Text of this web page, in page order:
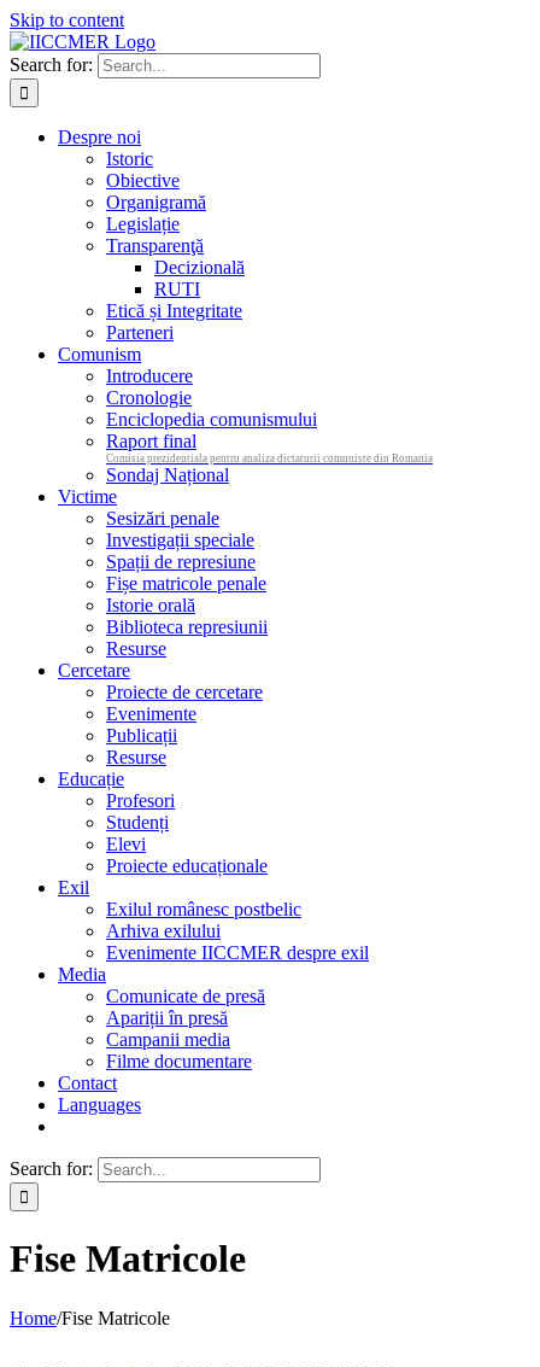
Skip to content
Search for:
Despre noi
Istoric
Obiective
Organigramă
Legislație
Transparenţă
Decizională
RUTI
Etică și Integritate
Parteneri
Comunism
Introducere
Cronologie
Enciclopedia comunismului
Raport final
Comisia prezidentiala pentru analiza dictaturii comuniste din Romania
Sondaj Național
Victime
Sesizări penale
Investigații speciale
Spații de represiune
Fișe matricole penale
Istorie orală
Biblioteca represiunii
Resurse
Cercetare
Proiecte de cercetare
Evenimente
Publicații
Resurse
Educație
Profesori
Studenți
Elevi
Proiecte educaționale
Exil
Exilul românesc postbelic
Arhiva exilului
Evenimente IICCMER despre exil
Media
Comunicate de presă
Apariții în presă
Campanii media
Filme documentare
Contact
Languages
Search for:
Fise Matricole
Home/Fise Matricole